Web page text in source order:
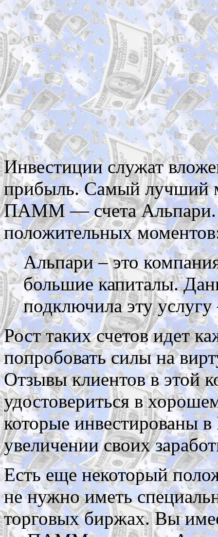
Инвестиции служат
прибыль. Самый лучший
ПАММ — счета Альпари.
положительных
Альпари – это
большие капиталы.
подключила эту
Рост таких счетов идет
попробовать силы на
Отзывы клиентов в этой
удостовериться в
которые
увеличении своих
Есть еще некоторый
не нужно иметь
торговых биржах. Вы